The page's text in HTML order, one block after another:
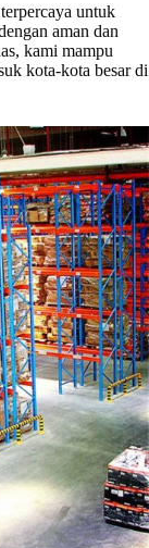
untuk
aman dan
kami mampu
kota-kota besar di